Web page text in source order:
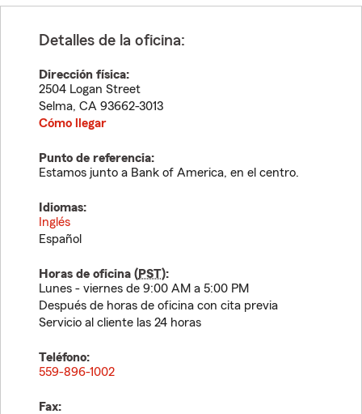
Detalles de la oficina:
Dirección física:
2504 Logan Street
Selma, CA 93662-3013
Cómo llegar
Punto de referencia:
Estamos junto a Bank of America, en el centro.
Idiomas:
Inglés
Español
Horas de oficina (PST):
Lunes - viernes de 9:00 AM a 5:00 PM
Después de horas de oficina con cita previa
Servicio al cliente las 24 horas
Teléfono:
559-896-1002
Fax: